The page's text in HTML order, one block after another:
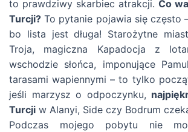
to prawdziwy skarbiec atrakcji. Co
Turcji? To pytanie pojawia się często
bo lista jest długa! Starożytne
Troja, magiczna Kapadocja z
wschodzie słońca, imponujące
tarasami wapiennymi – to tylko
jeśli marzysz o odpoczynku,
Turcji w Alanyi, Side czy Bodrum
Podczas mojego pobytu nie